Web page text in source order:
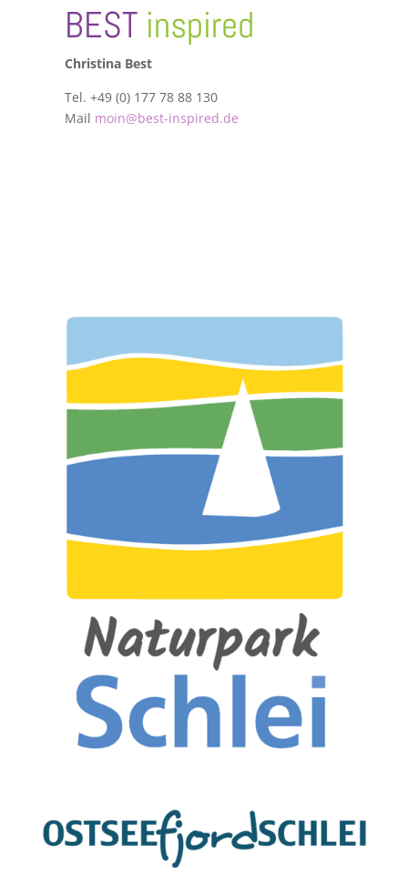
BEST inspired
Christina Best
Tel. +49 (0) 177 78 88 130
Mail moin@best-inspired.de